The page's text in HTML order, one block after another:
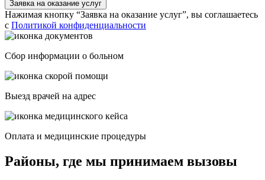
Заявка на оказание услуг
Нажимая кнопку “Заявка на оказание услуг”, вы соглашаетесь
с Политикой конфиденциальности
Сбор информации о больном
Выезд врачей на адрес
Оплата и медицинские процедуры
Районы, где мы принимаем вызовы